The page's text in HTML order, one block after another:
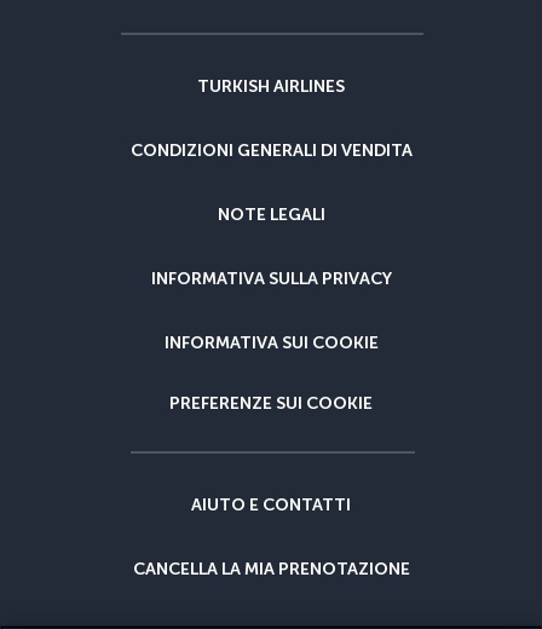
TURKISH AIRLINES
CONDIZIONI GENERALI DI VENDITA
NOTE LEGALI
INFORMATIVA SULLA PRIVACY
INFORMATIVA SUI COOKIE
PREFERENZE SUI COOKIE
AIUTO E CONTATTI
CANCELLA LA MIA PRENOTAZIONE